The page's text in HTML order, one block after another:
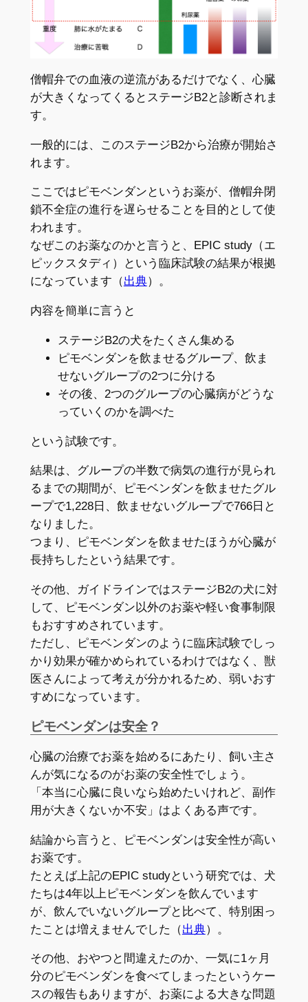
僧帽弁での血液の逆流があるだけでなく、心臓
が大きくなってくるとステージB2と診断されま
す。
一般的には、このステージB2から治療が開始さ
れます。
ここではピモベンダンというお薬が、僧帽弁閉
鎖不全症の進行を遅らせることを目的として使
われます。
なぜこのお薬なのかと言うと、EPIC study（エ
ピックスタディ）という臨床試験の結果が根拠
になっています（出典）。
内容を簡単に言うと
ステージB2の犬をたくさん集める
ピモベンダンを飲ませるグループ、飲ま
せないグループの2つに分ける
その後、2つのグループの心臓病がどうな
っていくのかを調べた
という試験です。
結果は、グループの半数で病気の進行が見られ
るまでの期間が、ピモベンダンを飲ませたグル
ープで1,228日、飲ませないグループで766日と
なりました。
つまり、ピモベンダンを飲ませたほうが心臓が
長持ちしたという結果です。
その他、ガイドラインではステージB2の犬に対
して、ピモベンダン以外のお薬や軽い食事制限
もおすすめされています。
ただし、ピモベンダンのように臨床試験でしっ
かり効果が確かめられているわけではなく、獣
医さんによって考えが分かれるため、弱いおす
すめになっています。
ピモベンダンは安全？
心臓の治療でお薬を始めるにあたり、飼い主さ
んが気になるのがお薬の安全性でしょう。
「本当に心臓に良いなら始めたいけれど、副作
用が大きくないか不安」はよくある声です。
結論から言うと、ピモベンダンは安全性が高い
お薬です。
たとえば上記のEPIC studyという研究では、犬
たちは4年以上ピモベンダンを飲んでいます
が、飲んでいないグループと比べて、特別困っ
たことは増えませんでした（出典）。
その他、おやつと間違えたのか、一気に1ヶ月
分のピモベンダンを食べてしまったというケー
スの報告もありますが、お薬による大きな問題